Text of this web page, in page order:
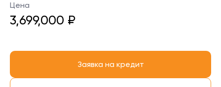
Цена
3,699,000 ₽
Заявка на кредит